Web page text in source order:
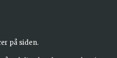
på siden.